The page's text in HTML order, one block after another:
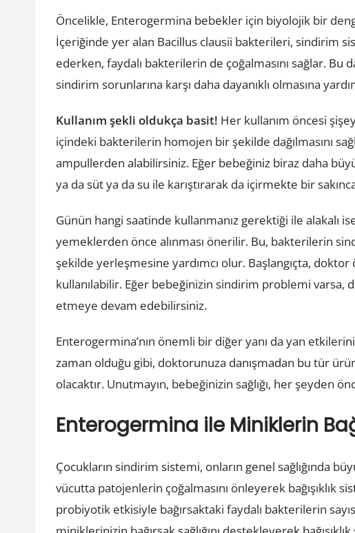
Öncelikle, Enterogermina bebekler için biyolojik bir
İçeriğinde yer alan Bacillus clausii bakterileri, sindirim
ederken, faydalı bakterilerin de çoğalmasını sağlar. Bu
sindirim sorunlarına karşı daha dayanıklı olmasına
Kullanım şekli oldukça basit! Her kullanım öncesi
içindeki bakterilerin homojen bir şekilde dağılmasını
ampullerden alabilirsiniz. Eğer bebeğiniz biraz daha
ya da süt ya da su ile karıştırarak da içirmekte bir
Günün hangi saatinde kullanmanız gerektiği ile alakalı
yemeklerden önce alınması önerilir. Bu, bakterilerin
şekilde yerleşmesine yardımcı olur. Başlangıçta,
kullanılabilir. Eğer bebeğinizin sindirim problemi
etmeye devam edebilirsiniz.
Enterogermina’nın önemli bir diğer yanı da yan
zaman olduğu gibi, doktorunuza danışmadan bu tür
olacaktır. Unutmayın, bebeğinizin sağlığı, her şeyden
Enterogermina ile Miniklerin
Çocukların sindirim sistemi, onların genel sağlığında
vücutta patojenlerin çoğalmasını önleyerek bağışıklık
probiyotik etkisiyle bağırsaktaki faydalı bakterilerin